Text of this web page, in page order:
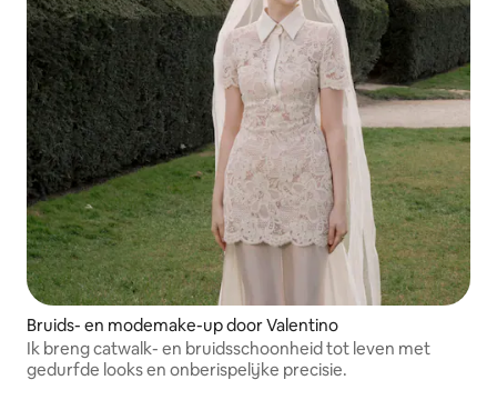
Bruids- en modemake-up door Valentino
Ik breng catwalk- en bruidsschoonheid tot leven met
gedurfde looks en onberispelijke precisie.